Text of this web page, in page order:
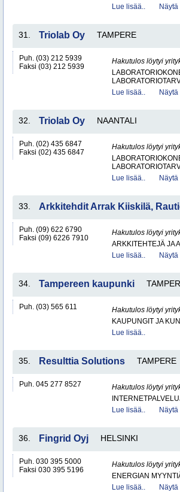
Lue lisää..
31. Triolab Oy TAMPERE
Puh. (03) 212 5939
Faksi (03) 212 5939
Hakutulos löytyi
Lue lisää..
32. Triolab Oy NAANTALI
Puh. (02) 435 6847
Faksi (02) 435 6847
Hakutulos löytyi
Lue lisää..
33. Arkkitehdit Arrak Kiiskilä,
Puh. (09) 622 6790
Faksi (09) 6226 7910
Hakutulos löytyi
ARKKITEHTEJÄ JA
Lue lisää..
34. Tampereen kaupunki
Puh. (03) 565 611
Hakutulos löytyi
KAUPUNGIT JA
Lue lisää..
35. Resulttia Solutions TAMPERE
Puh. 045 277 8527
Hakutulos löytyi
Lue lisää..
36. Fingrid Oyj HELSINKI
Puh. 030 395 5000
Faksi 030 395 5196
Hakutulos löytyi
ENERGIAN
Lue lisää..